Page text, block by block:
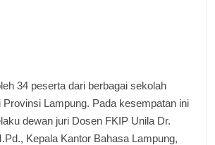
34 peserta dari berbagai sekolah
Lampung. Pada kesempatan ini
dewan juri Dosen FKIP Unila Dr.
Kepala Kantor Bahasa Lampung,